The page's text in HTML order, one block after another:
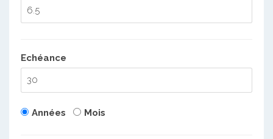
Echéance
Années Mois